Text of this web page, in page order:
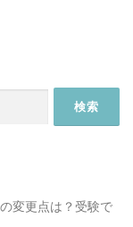
変更点は？受験で